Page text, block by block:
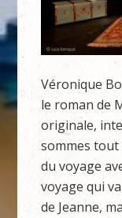
Véronique
le roman de
originale,
sommes tout
du voyage
voyage qui
de Jeanne,